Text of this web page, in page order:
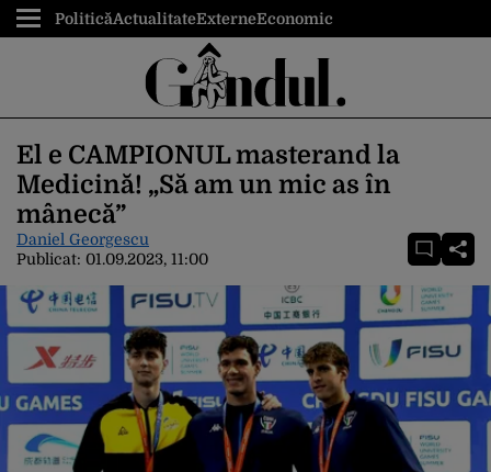
PoliticăActualitateExterneEconomic
El e CAMPIONUL masterand la
Medicină! „Să am un mic as în
mânecă”
Daniel Georgescu
Publicat: 01.09.2023, 11:00